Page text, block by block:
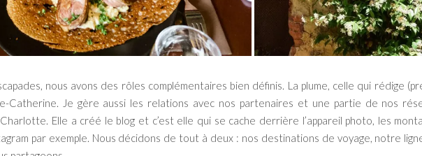
nous avons des rôles complémentaires bien définis. La plume, celle qui rédige
Catherine. Je gère aussi les relations avec nos partenaires et une partie de nos
Elle a créé le blog et c’est elle qui se cache derrière l’appareil photo, les
par exemple. Nous décidons de tout à deux : nos destinations de voyage, notre